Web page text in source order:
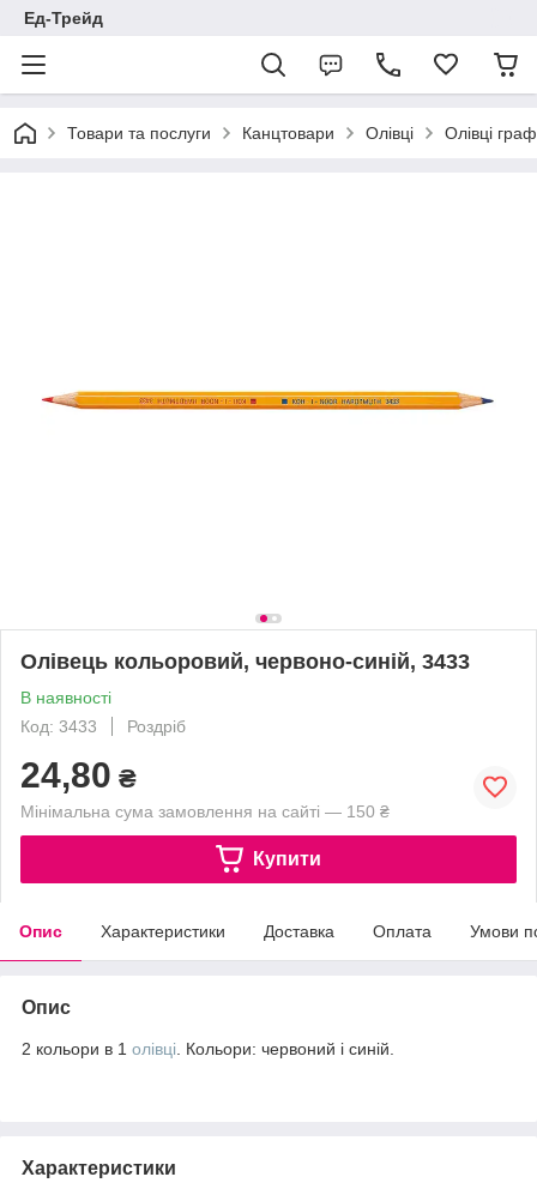
Ед-Трейд
Товари та послуги Канцтовари Олівці Олівці
Олівець кольоровий, червоно-синій, 3433
В наявності
Код: 3433
Роздріб
24,80 ₴
Мінімальна сума замовлення на сайті — 150 ₴
Купити
Опис Характеристики Доставка Оплата Умови
Опис
2 кольори в 1 олівці . Кольори: червоний і синій.
Характеристики